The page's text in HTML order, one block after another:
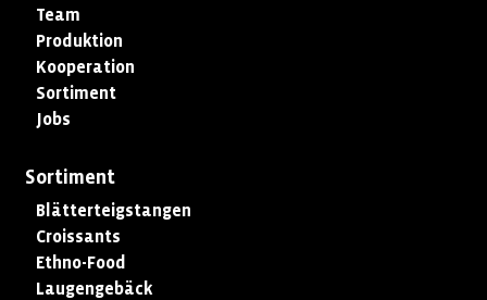
Team
Produktion
Kooperation
Sortiment
Jobs
Sortiment
Blätterteigstangen
Croissants
Ethno-Food
Laugengebäck